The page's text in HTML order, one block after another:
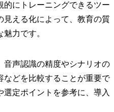
的にトレーニングできるツー
見える化によって、教育の質
力です。
音声認識の精度やシナリオの
などを比較することが重要で
定ポイントを参考に、導入